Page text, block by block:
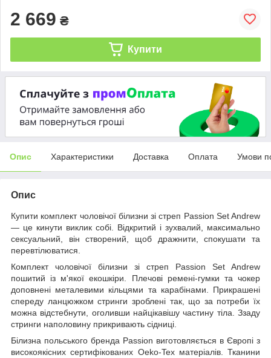
2 669 ₴
Купити
Опис Характеристики Доставка Оплата Умови
Опис
Купити комплект чоловічої білизни зі стреп Passion Set Andrew
— це кинути виклик собі. Відкритий і зухвалий, максимально
сексуальний, він створений, щоб дражнити, спокушати та
перевтілюватися.
Комплект чоловічої білизни зі стреп Passion Set Andrew
пошитий із м'якої екошкіри. Плечові ремені-гумки та чокер
доповнені металевими кільцями та карабінами. Прикрашені
спереду ланцюжком стринги зроблені так, що за потреби їх
можна відстебнути, оголивши найцікавішу частину тіла. Ззаду
стринги наполовину прикривають сідниці.
Білизна польського бренда Passion виготовляється в Європі з
високоякісних сертифікованих Oeko-Tex матеріалів. Тканини